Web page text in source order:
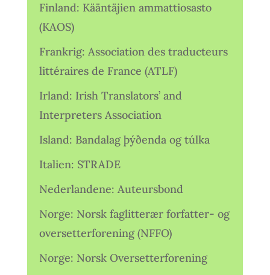
Finland: Kääntäjien ammattiosasto
(KAOS)
Frankrig: Association des traducteurs
littéraires de France (ATLF)
Irland: Irish Translators’ and
Interpreters Association
Island: Bandalag þýðenda og túlka
Italien: STRADE
Nederlandene: Auteursbond
Norge: Norsk faglitterær forfatter- og
oversetterforening (NFFO)
Norge: Norsk Oversetterforening